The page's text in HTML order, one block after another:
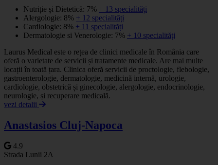
Nutriție și Dietetică: 7% + 13 specialități
Alergologie: 8% + 12 specialități
Cardiologie: 8% + 11 specialități
Dermatologie si Venerologie: 7% + 10 specialități
Laurus Medical este o rețea de clinici medicale în România care
oferă o varietate de servicii și tratamente medicale. Are mai multe
locații în toată țara. Clinica oferă servicii de proctologie, flebologie,
gastroenterologie, dermatologie, medicină internă, urologie,
cardiologie, obstetrică și ginecologie, alergologie, endocrinologie,
neurologie, și recuperare medicală.
vezi detalii
Anastasios Cluj-Napoca
4.9
Strada Lunii 2A